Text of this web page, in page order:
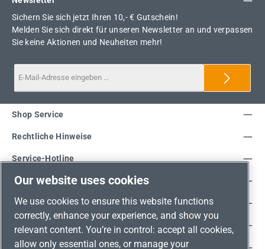
Sichern Sie sich jetzt Ihren 10,- € Gutschein!
Melden Sie sich direkt für unseren Newsletter an und verpassen
Sie keine Aktionen und Neuheiten mehr!
Service-Hotline
Shop Service
Rechtliche Hinweise
Unsere Vorteile
Versandarten
Zahlungsarten
Adresse
Our website uses cookies
We use cookies to ensure this website functions
correctly, enhance your experience, and show you
relevant content. You’re in control: accept all cookies,
allow only essential ones, or manage your